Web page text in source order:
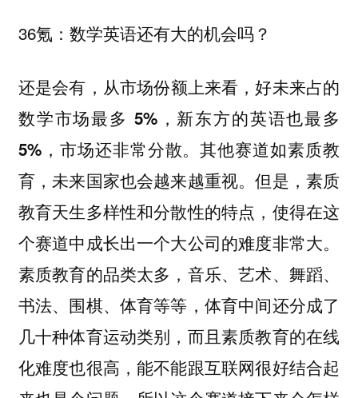
36氪：数学英语还有大的机会吗？
还是会有， 从市场份额上来看，好未来占的
数学市场最多 5%，新东方的英语也最多
5%，市场还非常分散。其他赛道如素质教
育，未来国家也会越来越重视。但是， 素质
教育天生多样性和分散性的特点，使得在这
个赛道中成长出一个大公司的难度非常大。
素质教育的品类太多，音乐、艺术、舞蹈、
书法、围棋、体育等等，体育中间还分成了
几十种体育运动类别，而且素质教育的在线
化难度也很高，能不能跟互联网很好结合起